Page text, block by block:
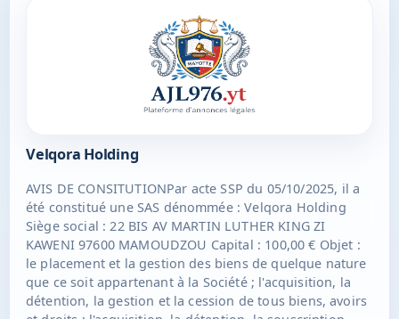
Velqora Holding
AVIS DE CONSITUTIONPar acte SSP du 05/10/2025, il a
été constitué une SAS dénommée : Velqora Holding
Siège social : 22 BIS AV MARTIN LUTHER KING ZI
KAWENI 97600 MAMOUDZOU Capital : 100,00 € Objet :
le placement et la gestion des biens de quelque nature
que ce soit appartenant à la Société ; l'acquisition, la
détention, la gestion et la cession de tous biens, avoirs